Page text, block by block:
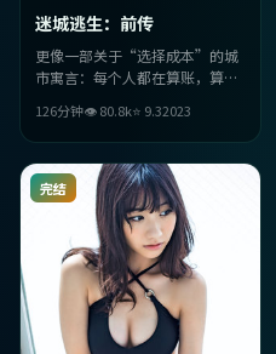
迷城逃生：前传
更像一部关于“选择成本”的城
市寓言：每个人都在算账，算到
国台湾背景让语境更落地。
126分钟👁80.8k⭐ 9.32023
完结